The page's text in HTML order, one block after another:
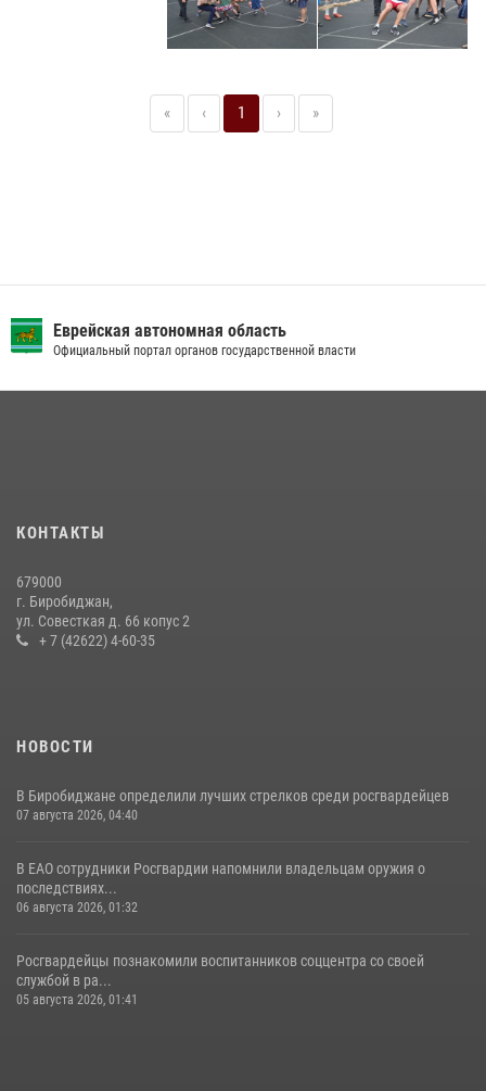
« ‹ 1 › »
Еврейская автономная область
Официальный портал органов государственной власти
КОНТАКТЫ
679000
г. Биробиджан,
ул. Совесткая д. 66 копус 2
+ 7 (42622) 4-60-35
НОВОСТИ
В Биробиджане определили лучших стрелков среди росгвардейцев
07 августа 2026, 04:40
В ЕАО сотрудники Росгвардии напомнили владельцам оружия о
последствиях...
06 августа 2026, 01:32
Росгвардейцы познакомили воспитанников соццентра со своей
службой в ра...
05 августа 2026, 01:41